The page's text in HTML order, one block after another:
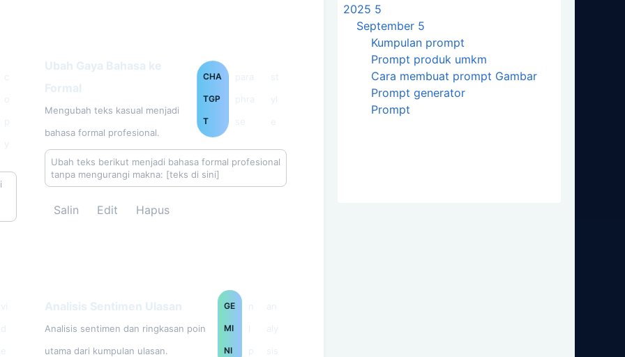
c
o
p
y
Ubah Gaya Bahasa ke
Formal
Mengubah teks kasual menjadi
bahasa formal profesional.
CHA
TGP
T
para
phra
se
st
yl
e
Ubah teks berikut menjadi bahasa formal profesional
tanpa mengurangi makna: [teks di sini]
Salin Edit Hapus
vi
e
Analisis Sentimen Ulasan
Analisis sentimen dan ringkasan poin
utama dari kumpulan ulasan.
GE
MI
NI
n
l
p
an
aly
sis
2025 5
September 5
Kumpulan prompt
Prompt produk umkm
Cara membuat prompt Gambar
Prompt generator
Prompt